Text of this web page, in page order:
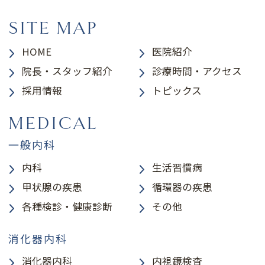
SITE MAP
HOME
医院紹介
院長・スタッフ紹介
診療時間・アクセス
採用情報
トピックス
MEDICAL
一般内科
内科
生活習慣病
甲状腺の疾患
循環器の疾患
各種検診・健康診断
その他
消化器内科
消化器内科 内視鏡検査